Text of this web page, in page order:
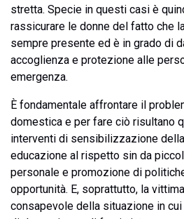
stretta. Specie in questi casi è
rassicurare le donne del fatto che
sempre presente ed è in grado di
accoglienza e protezione alle
emergenza.
È fondamentale affrontare il
domestica e per fare ciò risultano
interventi di sensibilizzazione
educazione al rispetto sin da
personale e promozione di
opportunità. E, soprattutto, la
consapevole della situazione in